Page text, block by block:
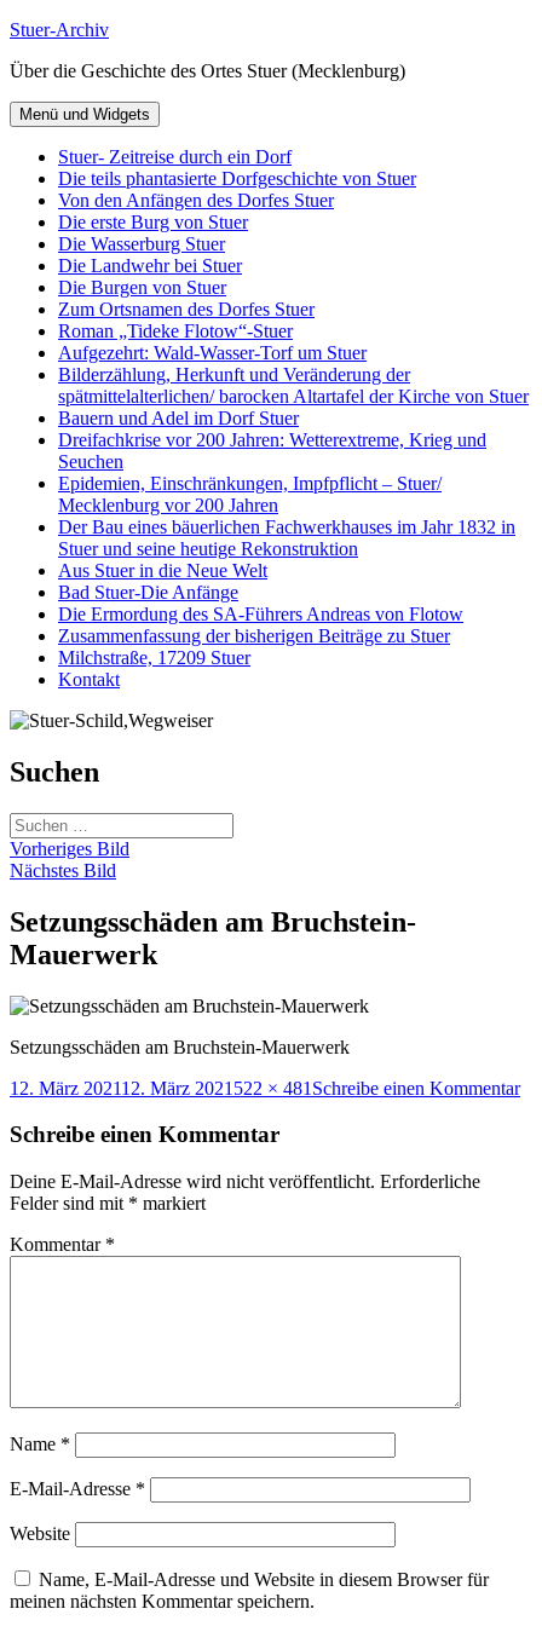
Zum
springen
Stuer-Archiv
Über die Geschichte des Ortes Stuer (Mecklenburg)
Menü und Widgets
Stuer- Zeitreise durch ein Dorf
Die teils phantasierte Dorfgeschichte von Stuer
Von den Anfängen des Dorfes Stuer
Die erste Burg von Stuer
Die Wasserburg Stuer
Die Landwehr bei Stuer
Die Burgen von Stuer
Zum Ortsnamen des Dorfes Stuer
Roman „Tideke Flotow“-Stuer
Aufgezehrt: Wald-Wasser-Torf um Stuer
Bilderzählung, Herkunft und Veränderung der
spätmittelalterlichen/ barocken Altartafel der Kirche von Stuer
Bauern und Adel im Dorf Stuer
Dreifachkrise vor 200 Jahren: Wetterextreme, Krieg und
Seuchen
Epidemien, Einschränkungen, Impfpflicht – Stuer/
Mecklenburg vor 200 Jahren
Der Bau eines bäuerlichen Fachwerkhauses im Jahr 1832 in
Stuer und seine heutige Rekonstruktion
Aus Stuer in die Neue Welt
Bad Stuer-Die Anfänge
Die Ermordung des SA-Führers Andreas von Flotow
Zusammenfassung der bisherigen Beiträge zu Stuer
Milchstraße, 17209 Stuer
Kontakt
Suchen
Suchen
nach:
Vorheriges Bild
Nächstes Bild
Setzungsschäden am Bruchstein-
Mauerwerk
Setzungsschäden am Bruchstein-Mauerwerk
Veröffentlicht
12. März 202112. März 2021 Originalgröße
522 × 481 Schreibe einen Kommentarzu
Schreibe einen Kommentar
Deine E-Mail-Adresse wird nicht veröffentlicht. Erforderliche
Felder sind mit * markiert
Kommentar *
Name *
E-Mail-Adresse *
Website
Name, E-Mail-Adresse und Website in diesem Browser für
meinen nächsten Kommentar speichern.